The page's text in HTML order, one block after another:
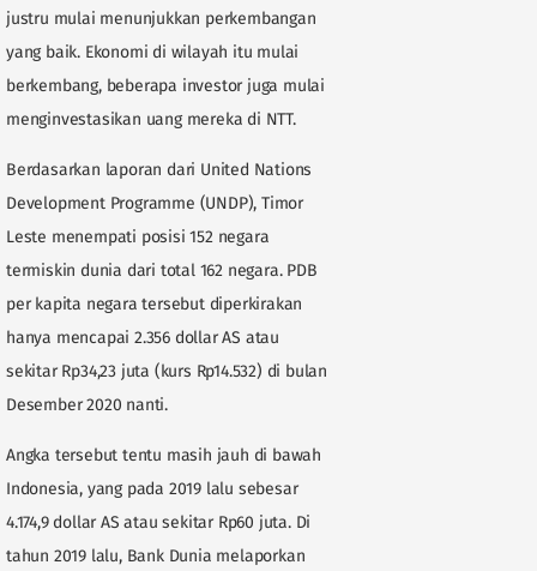
justru mulai menunjukkan perkembangan
yang baik. Ekonomi di wilayah itu mulai
berkembang, beberapa investor juga mulai
menginvestasikan uang mereka di NTT.
Berdasarkan laporan dari United Nations
Development Programme (UNDP), Timor
Leste menempati posisi 152 negara
termiskin dunia dari total 162 negara. PDB
per kapita negara tersebut diperkirakan
hanya mencapai 2.356 dollar AS atau
sekitar Rp34,23 juta (kurs Rp14.532) di bulan
Desember 2020 nanti.
Angka tersebut tentu masih jauh di bawah
Indonesia, yang pada 2019 lalu sebesar
4.174,9 dollar AS atau sekitar Rp60 juta. Di
tahun 2019 lalu, Bank Dunia melaporkan